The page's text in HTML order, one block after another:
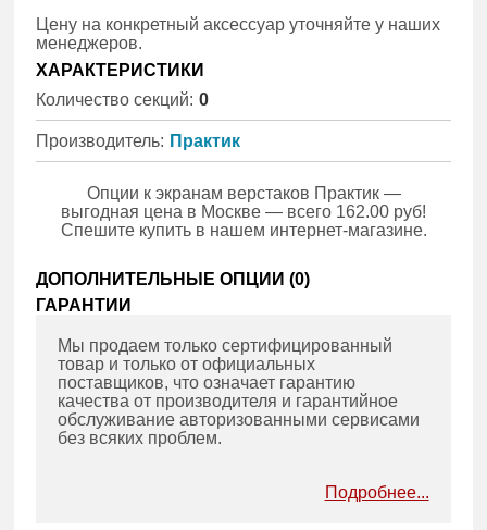
Цену на конкретный аксессуар уточняйте у наших
менеджеров.
ХАРАКТЕРИСТИКИ
Количество секций: 0
Производитель: Практик
Опции к экранам верстаков Практик —
выгодная цена в Москве — всего 162.00 руб!
Спешите купить в нашем интернет-магазине.
ДОПОЛНИТЕЛЬНЫЕ ОПЦИИ (0)
ГАРАНТИИ
Мы продаем только сертифицированный
товар и только от официальных
поставщиков, что означает гарантию
качества от производителя и гарантийное
обслуживание авторизованными сервисами
без всяких проблем.
Подробнее...